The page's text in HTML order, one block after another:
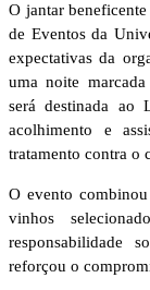
O jantar
de Eventos da
expectativas da
uma noite
será destinada ao
acolhimento e
tratamento contra o
O evento
vinhos
responsabilidade
reforçou o